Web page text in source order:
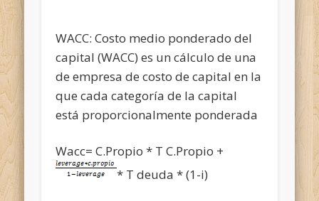
WACC: Costo medio ponderado del
capital (WACC) es un cálculo de una
de empresa de costo de capital en la
que cada categoría de la capital
está proporcionalmente ponderada
Wacc= C.Propio * T C.Propio +
* T deuda * (1-i)